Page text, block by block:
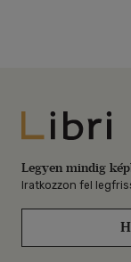
Legyen mindig
Iratkozzon fel